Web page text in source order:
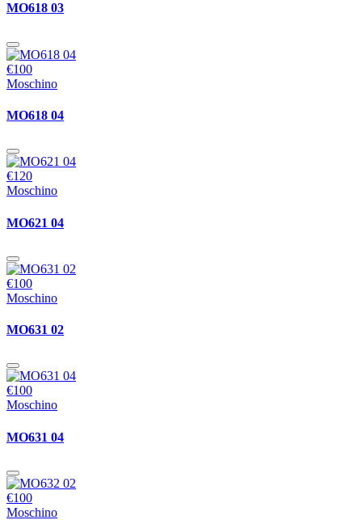
MO618 03
€100
Moschino
MO618 04
€120
Moschino
MO621 04
€100
Moschino
MO631 02
€100
Moschino
MO631 04
€100
Moschino